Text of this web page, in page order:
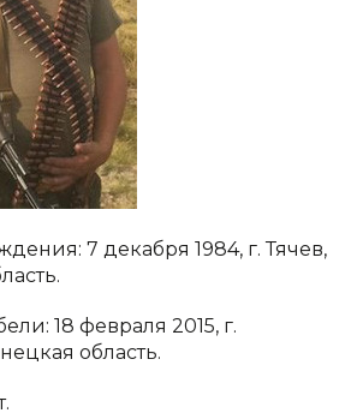
7 декабря 1984, г. Тячев,
18 февраля 2015, г.
область.